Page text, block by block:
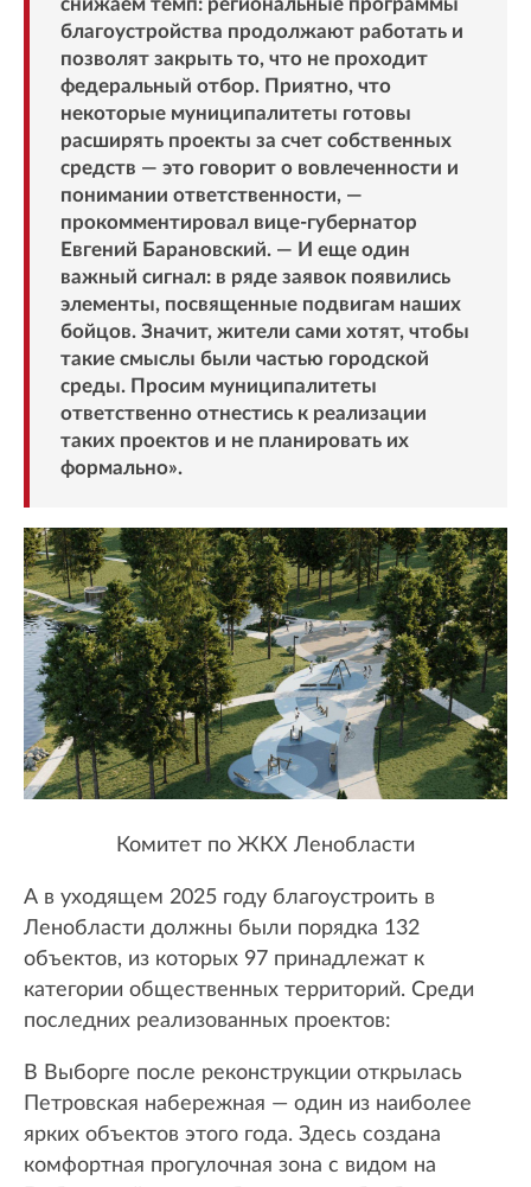
снижаем темп: региональные программы
благоустройства продолжают работать и
позволят закрыть то, что не проходит
федеральный отбор. Приятно, что
некоторые муниципалитеты готовы
расширять проекты за счет собственных
средств — это говорит о вовлеченности и
понимании ответственности, —
прокомментировал вице-губернатор
Евгений Барановский. — И еще один
важный сигнал: в ряде заявок появились
элементы, посвященные подвигам наших
бойцов. Значит, жители сами хотят, чтобы
такие смыслы были частью городской
среды. Просим муниципалитеты
ответственно отнестись к реализации
таких проектов и не планировать их
формально».
Комитет по ЖКХ Ленобласти
А в уходящем 2025 году благоустроить в
Ленобласти должны были порядка 132
объектов, из которых 97 принадлежат к
категории общественных территорий. Среди
последних реализованных проектов:
В Выборге после реконструкции открылась
Петровская набережная — один из наиболее
ярких объектов этого года. Здесь создана
комфортная прогулочная зона с видом на